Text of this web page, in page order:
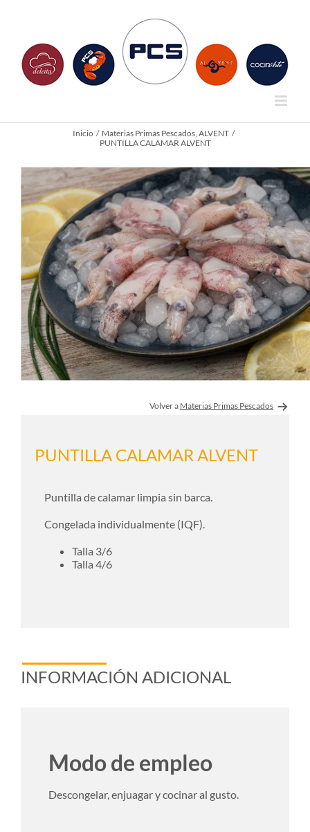
Inicio Materias Primas Pescados ALVENT
PUNTILLA CALAMAR ALVENT
Volver a Materias Primas Pescados
PUNTILLA CALAMAR ALVENT
Puntilla de calamar limpia sin barca.
Congelada individualmente (IQF).
Talla 3/6
Talla 4/6
INFORMACIÓN ADICIONAL
Modo de empleo
Descongelar, enjuagar y cocinar al gusto.